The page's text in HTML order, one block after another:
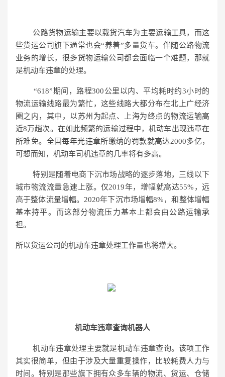
公路货物运输主要以载货汽车为主要运输工具，而这
些货运公司旗下通常也会“养着”多量货车。伴随公路物流
业务的增长，很多货物运输公司都会面临一个难题，那就
是机动车违章的处理。
“618”期间，路程300公里以内、平均耗时约3小时的
物流运输线路最为繁忙，这些线路大都分布在北上广经济
圈之内，其中，以苏州为起点、上海为终点的物流运输高
近8万趟次。在如此频繁的运输过程中，机动车出现违章在
所难免。全国每年光违章所缴纳的罚款就高达2000多亿，
可想而知，机动车司机违章的几率将有多高。
特别是随着电商下沉市场战略的逐步落地，三线以下
城市物流流量急速上涨。仅2019年，增幅就高达55%，远
高于整体流量增幅。2020年下沉市场增幅8%，和整体增幅
基本持平。而这部分物流压力基本上都会由公路运输承
担。
所以货运公司的机动车违章处理工作量也将增大。
机动车违章查询机器人
机动车违章处理主要就是机动车违章查询。该项工作
其实很简单，但由于涉及大量重复操作，比较耗费人力与
时间。特别是那些旗下拥有众多车辆的物流、货运、仓储